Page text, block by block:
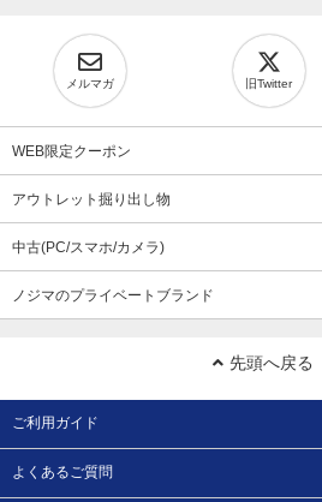
メルマガ 旧Twitter
WEB限定クーポン
アウトレット掘り出し物
中古(PC/スマホ/カメラ)
ノジマのプライベートブランド
先頭へ戻る
ご利用ガイド
よくあるご質問